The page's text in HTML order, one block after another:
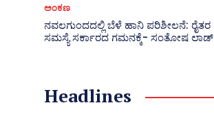
ಅಂಕಣ
ನವಲಗುಂದದಲ್ಲಿ ಬೆಳೆ ಹಾನಿ ಪರಿಶೀಲನೆ: ರೈತರ
ಸಮಸ್ಯೆ ಸರ್ಕಾರದ ಗಮನಕ್ಕೆ- ಸಂತೋಷ ಲಾಡ್
Headlines